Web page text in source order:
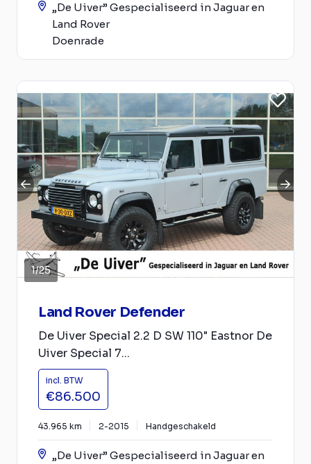
„De Uiver” Gespecialiseerd in Jaguar en
Land Rover
Doenrade
1/25
Land Rover Defender
De Uiver Special 2.2 D SW 110" Eastnor De
Uiver Special 7...
incl. BTW
€86.500
43.965 km 2-2015 Handgeschakeld
„De Uiver” Gespecialiseerd in Jaguar en